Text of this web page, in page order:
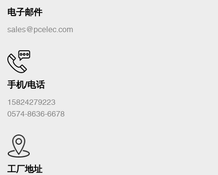
电子邮件
sales@pcelec.com
手机/电话
15824279223
0574-8636-6678
工厂地址